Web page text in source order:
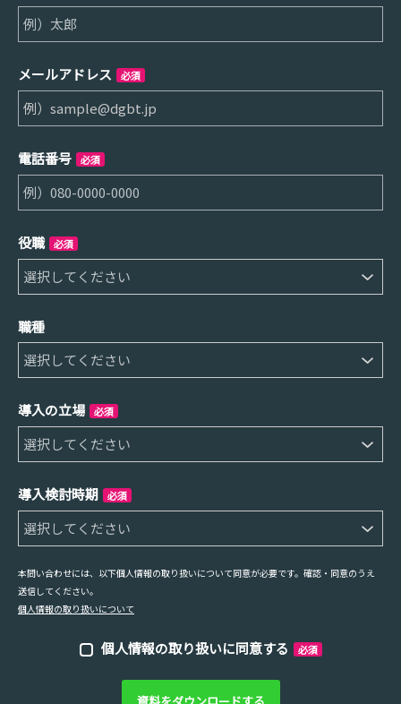
メールアドレス 必須
電話番号 必須
役職 必須
職種
導入の立場 必須
導入検討時期 必須
本問い合わせには、以下個人情報の取り扱いについて同意が必要です。確認・同意のうえ
送信してください。
個人情報の取り扱いについて
個人情報の取り扱いに同意する 必須